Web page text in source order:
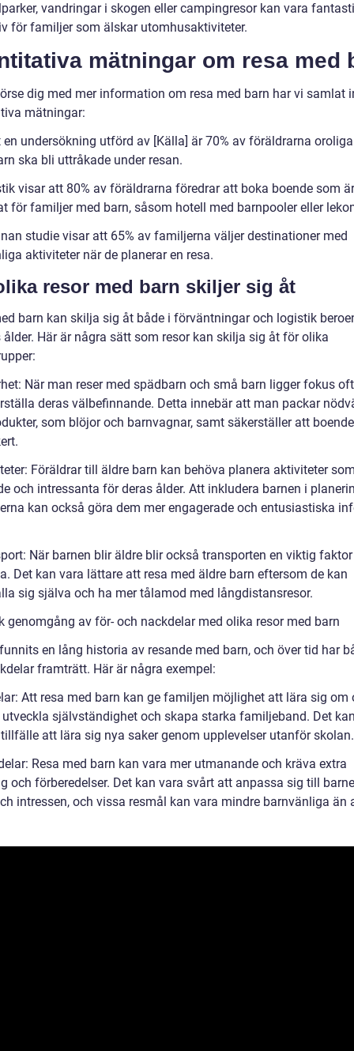
vandringar i skogen eller campingresor kan vara
för familjer som älskar utomhusaktiviteter.
mätningar om resa med
dig med mer information om resa med barn har vi samlat
mätningar:
en undersökning utförd av [Källa] är 70% av föräldrarna
ska bli uttråkade under resan.
visar att 80% av föräldrarna föredrar att boka boende som är
för familjer med barn, såsom hotell med barnpooler eller
studie visar att 65% av familjerna väljer destinationer med
aktiviteter när de planerar en resa.
resor med barn skiljer sig åt
barn kan skilja sig åt både i förväntningar och logistik
ålder. Här är några sätt som resor kan skilja sig åt för olika
När man reser med spädbarn och små barn ligger fokus
deras välbefinnande. Detta innebär att man packar
som blöjor och barnvagnar, samt säkerställer att
Föräldrar till äldre barn kan behöva planera aktiviteter
och intressanta för deras ålder. Att inkludera barnen i
kan också göra dem mer engagerade och entusiastiska
När barnen blir äldre blir också transporten en viktig
Det kan vara lättare att resa med äldre barn eftersom de kan
sig själva och ha mer tålamod med långdistansresor.
genomgång av för- och nackdelar med olika resor med barn
en lång historia av resande med barn, och över tid har
framträtt. Här är några exempel:
Att resa med barn kan ge familjen möjlighet att lära sig om
utveckla självständighet och skapa starka familjeband. Det
att lära sig nya saker genom upplevelser utanför skolan.
Resa med barn kan vara mer utmanande och kräva extra
och förberedelser. Det kan vara svårt att anpassa sig till
intressen, och vissa resmål kan vara mindre barnvänliga än